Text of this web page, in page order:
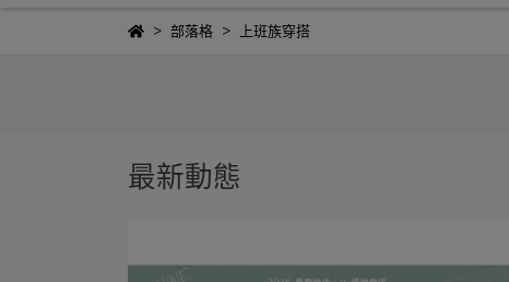
部落格 上班族穿搭
最新動態